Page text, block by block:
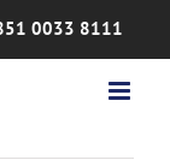
0033 8111